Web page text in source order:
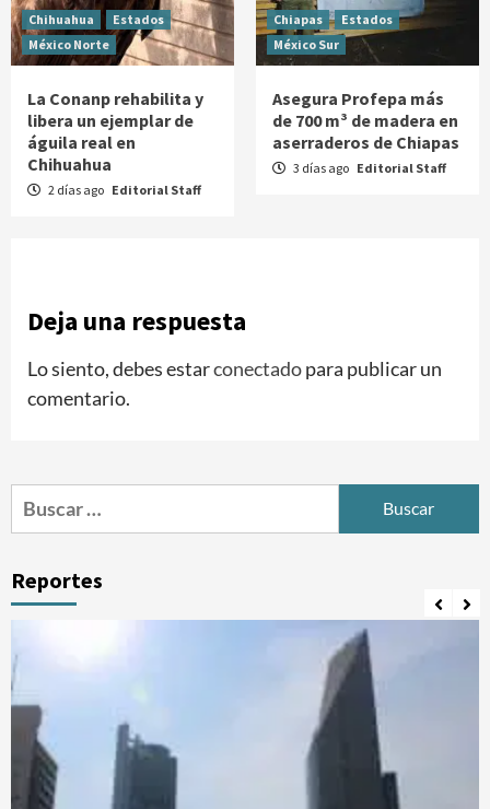
Chihuahua
Estados
México Norte
La Conanp rehabilita y
libera un ejemplar de
águila real en
Chihuahua
2 días ago Editorial Staff
Chiapas
Estados
México Sur
Asegura Profepa más
de 700 m³ de madera en
aserraderos de Chiapas
3 días ago Editorial Staff
Deja una respuesta
Lo siento, debes estarconectadopara publicar un
comentario.
Buscar:
Reportes